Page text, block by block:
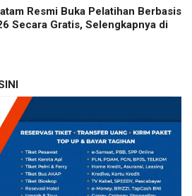
Resmi Buka Pelatihan Berbasis
Secara Gratis, Selengkapnya di